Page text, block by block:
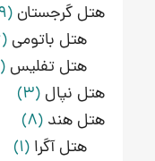
هتل گرجستان (49)
هتل باتومی (6)
هتل تفلیس (43)
هتل نپال (3)
هتل هند (8)
هتل آگرا (1)